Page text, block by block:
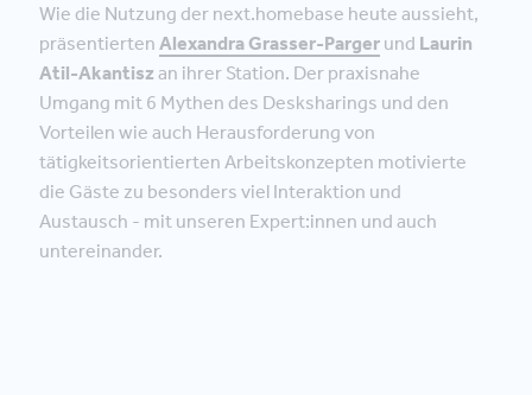
Wie die Nutzung der next.homebase heute aussieht,
präsentierten Alexandra Grasser-Parger und Laurin
Atil-Akantisz an ihrer Station. Der praxisnahe
Umgang mit 6 Mythen des Desksharings und den
Vorteilen wie auch Herausforderung von
tätigkeitsorientierten Arbeitskonzepten motivierte
die Gäste zu besonders viel Interaktion und
Austausch - mit unseren Expert:innen und auch
untereinander.